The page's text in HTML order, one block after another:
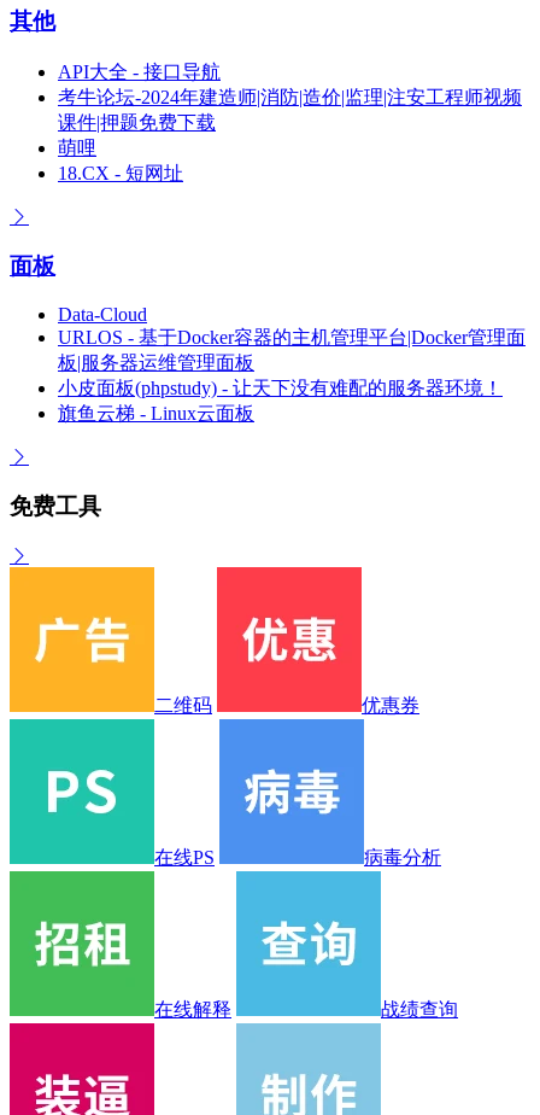
其他
API大全 - 接口导航
考牛论坛-2024年建造师|消防|造价|监理|注安工程师视频
课件|押题免费下载
萌哩
18.CX - 短网址
面板
Data-Cloud
URLOS - 基于Docker容器的主机管理平台|Docker管理面
板|服务器运维管理面板
小皮面板(phpstudy) - 让天下没有难配的服务器环境！
旗鱼云梯 - Linux云面板
免费工具
二维码 优惠券
在线PS 病毒分析
在线解释 战绩查询